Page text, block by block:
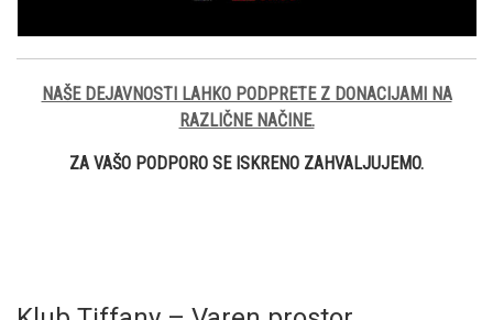
NAŠE DEJAVNOSTI LAHKO PODPRETE Z DONACIJAMI NA
RAZLIČNE NAČINE.
ZA VAŠO PODPORO SE ISKRENO ZAHVALJUJEMO.